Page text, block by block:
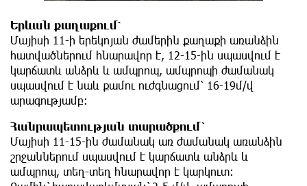
Երևան քաղաքում՝
Մայիսի 11-ի երեկոյան ժամերին քաղաքի առանձին
հատվածներում հնարավոր է, 12-15-ին սպասվում է
կարճատև անձրև և ամպրոպ, ամպրոպի ժամանակ
սպասվում է նաև քամու ուժգնացում՝ 16-19մ/վ
արագությամբ։
Հանրապետության տարածքում`
Մայիսի 11-15-ին ժամանակ առ ժամանակ առանձին
շրջաններում սպասվում է կարճատև անձրև և
ամպրոպ, տեղ-տեղ հնարավոր է կարկուտ: